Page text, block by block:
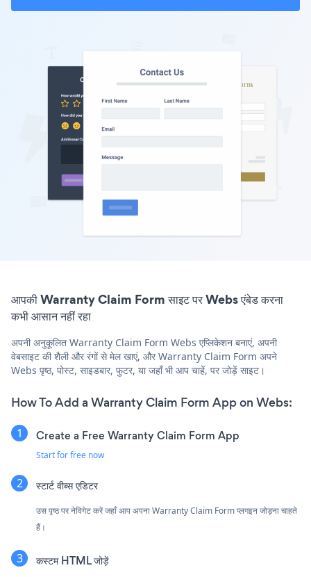
आपकी Warranty Claim Form साइट पर Webs एंबेड करना
कभी आसान नहीं रहा
अपनी अनुकूलित Warranty Claim Form Webs एप्लिकेशन बनाएं, अपनी
वेबसाइट की शैली और रंगों से मेल खाएं, और Warranty Claim Form अपने
Webs पृष्ठ, पोस्ट, साइडबार, फुटर, या जहाँ भी आप चाहें, पर जोड़ें साइट।
How To Add a Warranty Claim Form App on Webs:
Create a Free Warranty Claim Form App
Start for free now
स्टार्ट वीब्स एडिटर
उस पृष्ठ पर नेविगेट करें जहाँ आप अपना Warranty Claim Form प्लगइन जोड़ना चाहते
हैं।
कस्टम HTML जोड़ें